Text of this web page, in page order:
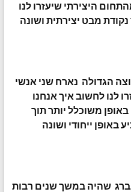
היצירתי שיעזרו לנו
מבט יצירתית ושונה
הגדולה נארח שני אנשי
לנו לחשוב איך אנחנו
משוכלל יותר תוך
ייחודי ושונה
שהיה במשך שנים רבות